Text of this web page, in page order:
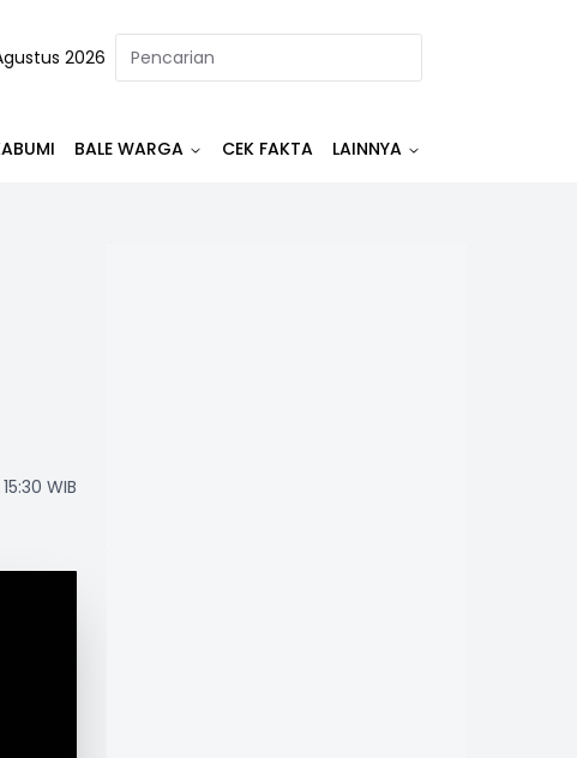
2026
BALE WARGA CEK FAKTA LAINNYA
WIB